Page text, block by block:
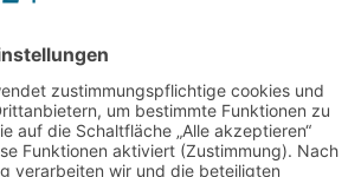
Anfrage
Presse
Partner: Der DGuSV
als Gutachter eintragen
Infos für Suchende